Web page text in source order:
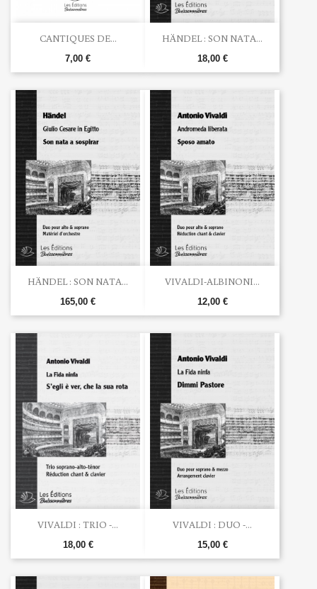
CANTIQUES DE...
7,00 €
HÄNDEL : SON NATA...
18,00 €
HÄNDEL : SON NATA...
165,00 €
VIVALDI-ALBINONI...
12,00 €
VIVALDI : TRIO -...
18,00 €
VIVALDI : DUO -...
15,00 €